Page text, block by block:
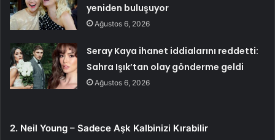
yeniden buluşuyor
Ağustos 6, 2026
Seray Kaya ihanet iddialarını reddetti:
Sahra Işık’tan olay gönderme geldi
Ağustos 6, 2026
2. Neil Young – Sadece Aşk Kalbinizi Kırabilir